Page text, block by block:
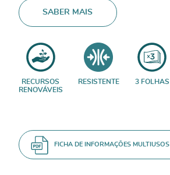
SABER MAIS
RECURSOS
RENOVÁVEIS
RESISTENTE 3 FOLHAS